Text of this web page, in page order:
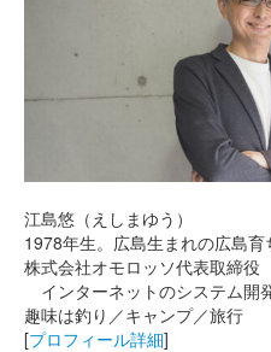
江島悠（えしまゆう）
1978年生。広島生まれの広島育
株式会社オモロッソ代表取締役
インターネットのシステム開
趣味は釣り／キャンプ／旅行
[プロフィール詳細]